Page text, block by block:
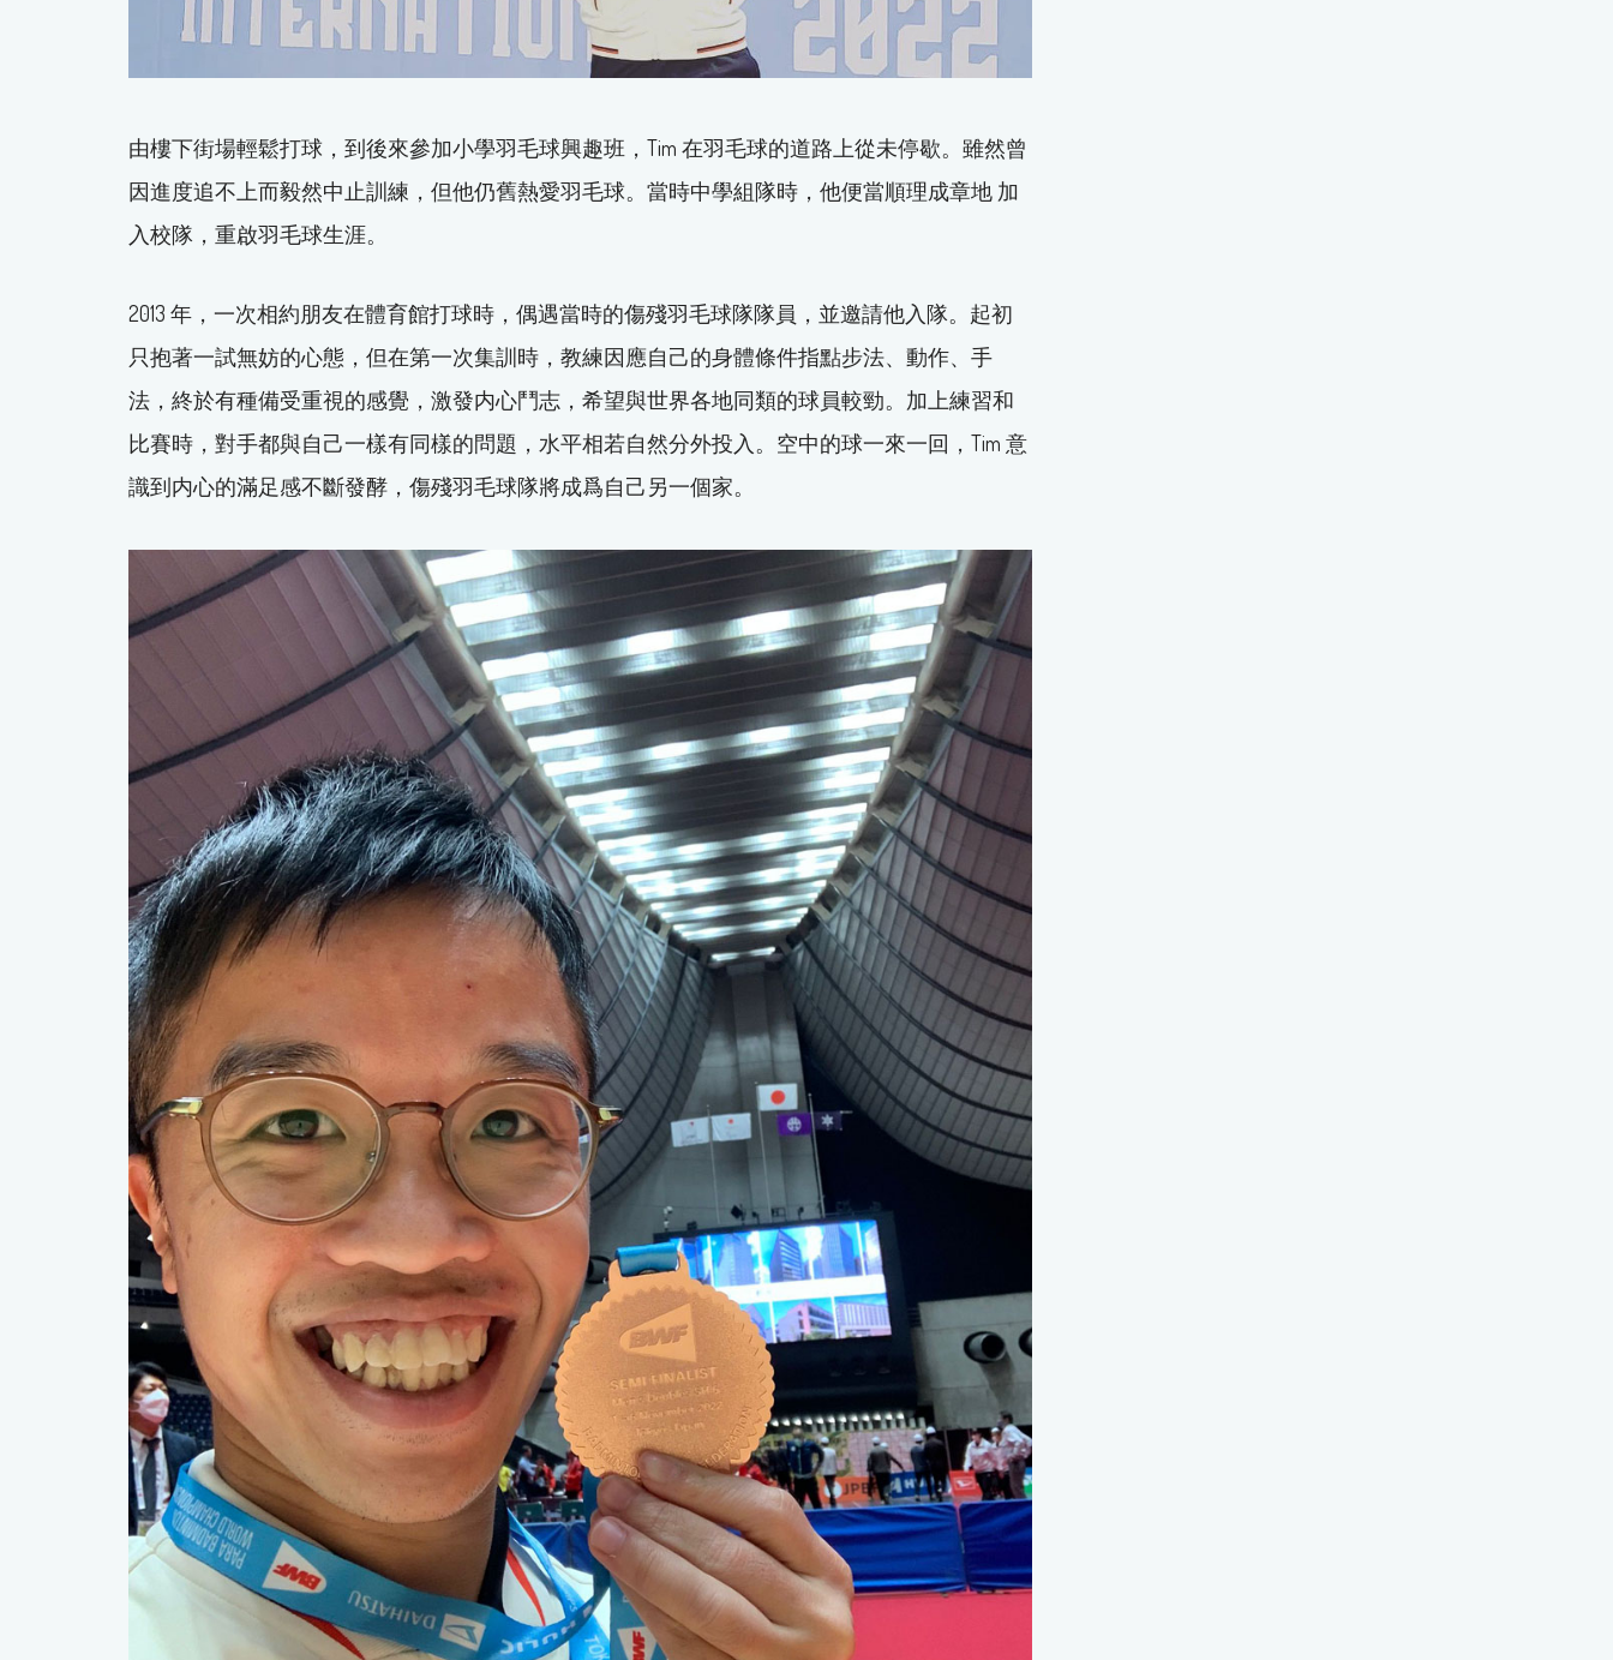
由樓下街場輕鬆打球，到後來參加小學羽毛球興趣班，Tim 在羽毛球的道路上從未停歇。雖然曾
因進度追不上而毅然中止訓練，但他仍舊熱愛羽毛球。當時中學組隊時，他便當順理成章地 加
入校隊，重啟羽毛球生涯。
2013 年，一次相約朋友在體育館打球時，偶遇當時的傷殘羽毛球隊隊員，並邀請他入隊。起初
只抱著一試無妨的心態，但在第一次集訓時，教練因應自己的身體條件指點步法、動作、手
法，終於有種備受重視的感覺，激發内心鬥志，希望與世界各地同類的球員較勁。加上練習和
比賽時，對手都與自己一樣有同樣的問題，水平相若自然分外投入。空中的球一來一回，Tim 意
識到内心的滿足感不斷發酵，傷殘羽毛球隊將成爲自己另一個家。